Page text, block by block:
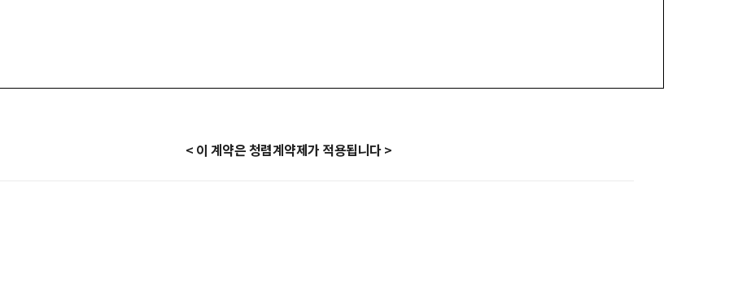
< 이 계약은 청렴계약제가 적용됩니다>